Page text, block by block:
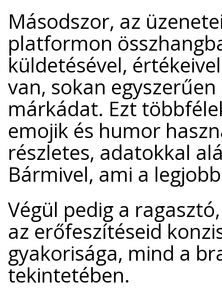
Másodszor, az
platformon
küldetésével,
van, sokan
márkádat. Ezt
emojik és humor
részletes, adatokkal
Bármivel, ami a
Végül pedig a
az erőfeszítéseid
gyakorisága, mind a
tekintetében.